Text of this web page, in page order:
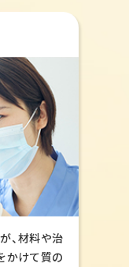
、材料や治
かけて質の